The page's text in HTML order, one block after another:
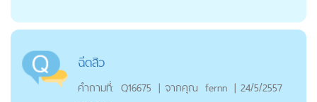
ฉีดสิว
คำถามที่: Q16675 | จากคุณ fernn | 24/5/2557